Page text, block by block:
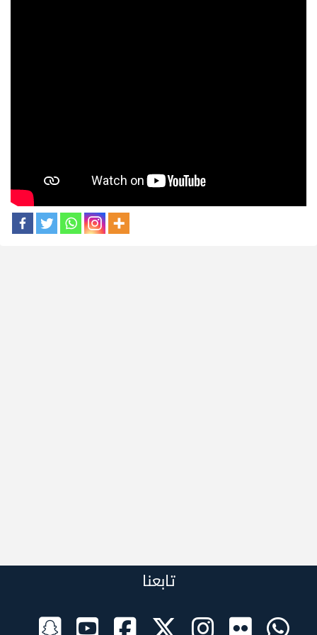
تابعنا